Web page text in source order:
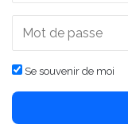
Se souvenir de moi